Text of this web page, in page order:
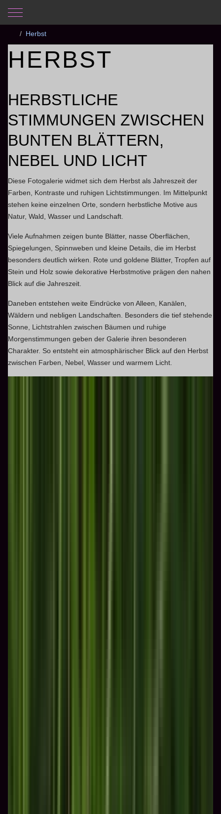
Mobile Menu Toggle
Aktuelle Seite:
Herbst
HERBST
HERBSTLICHE
STIMMUNGEN ZWISCHEN
BUNTEN BLÄTTERN,
NEBEL UND LICHT
Diese Fotogalerie widmet sich dem Herbst als Jahreszeit der
Farben, Kontraste und ruhigen Lichtstimmungen. Im Mittelpunkt
stehen keine einzelnen Orte, sondern herbstliche Motive aus
Natur, Wald, Wasser und Landschaft.
Viele Aufnahmen zeigen bunte Blätter, nasse Oberflächen,
Spiegelungen, Spinnweben und kleine Details, die im Herbst
besonders deutlich wirken. Rote und goldene Blätter, Tropfen auf
Stein und Holz sowie dekorative Herbstmotive prägen den nahen
Blick auf die Jahreszeit.
Daneben entstehen weite Eindrücke von Alleen, Kanälen,
Wäldern und nebligen Landschaften. Besonders die tief stehende
Sonne, Lichtstrahlen zwischen Bäumen und ruhige
Morgenstimmungen geben der Galerie ihren besonderen
Charakter. So entsteht ein atmosphärischer Blick auf den Herbst
zwischen Farben, Nebel, Wasser und warmem Licht.